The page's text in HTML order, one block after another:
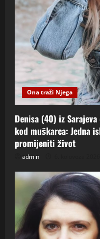
Ona traži Njega
Denisa (40) iz
kod muškarca: Jedna
promijeniti život
admin